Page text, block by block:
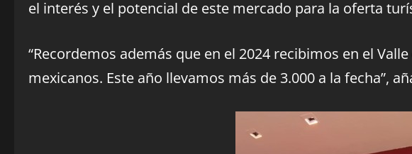
el interés y el potencial de este mercado para la oferta
“Recordemos además que en el 2024 recibimos en el
mexicanos. Este año llevamos más de 3.000 a la fecha”,